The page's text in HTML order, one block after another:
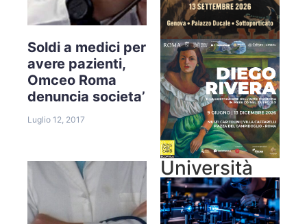
Soldi a medici per
avere pazienti,
Omceo Roma
denuncia societa’
Luglio 12, 2017
Università